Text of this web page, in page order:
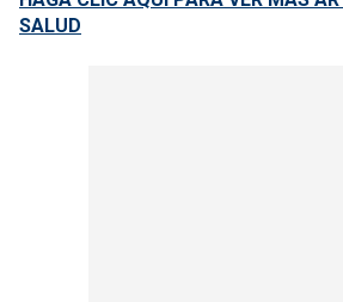
SALUD